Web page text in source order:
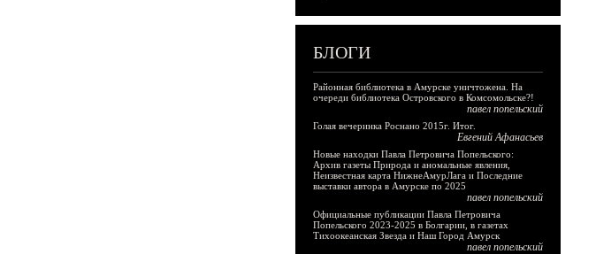
БЛОГИ
Районная библиотека в Амурске уничтожена. На
очереди библиотека Островского в Комсомольске?!
павел попельский
Голая вечеринка Роснано 2015г. Итог.
Евгений Афанасьев
Новые находки Павла Петровича Попельского:
Архив газеты Природа и аномальные явления,
Неизвестная карта НижнеАмурЛага и Последние
выставки автора в Амурске по 2025
павел попельский
Официальные публикации Павла Петровича
Попельского 2023-2025 в Болгарии, в газетах
Тихоокеанская Звезда и Наш Город Амурск
павел попельский